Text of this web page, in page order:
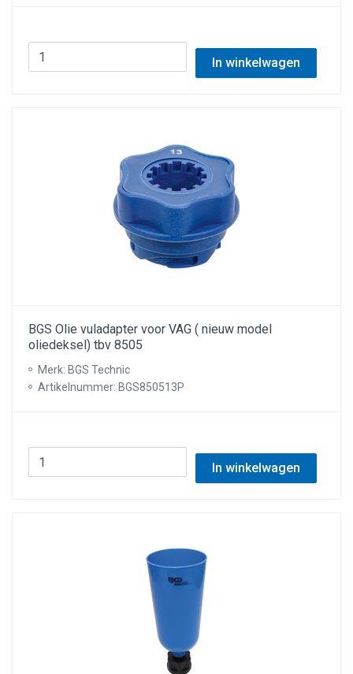
In winkelwagen
BGS Olie vuladapter voor VAG ( nieuw model
oliedeksel) tbv 8505
Merk: BGS Technic
Artikelnummer: BGS850513P
In winkelwagen